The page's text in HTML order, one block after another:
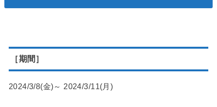
［期間］
2024/3/8(金)～ 2024/3/11(月)